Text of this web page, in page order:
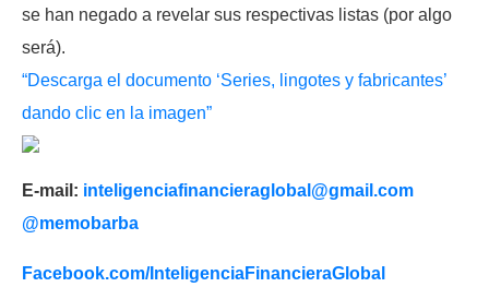
se han negado a revelar sus respectivas listas (por algo
será).
“Descarga el documento ‘Series, lingotes y fabricantes’
dando clic en la imagen”
E-mail: inteligenciafinancieraglobal@gmail.com
@memobarba
Facebook.com/InteligenciaFinancieraGlobal